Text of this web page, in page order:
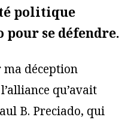
politique
pour se défendre.
ma déception
qu’avait
B. Preciado, qui